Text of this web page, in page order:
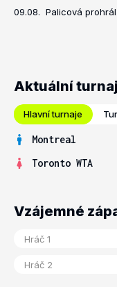
09.08. Palicová
Aktuální
Hlavní turnaje
Montreal
Toronto WTA
Vzájemné